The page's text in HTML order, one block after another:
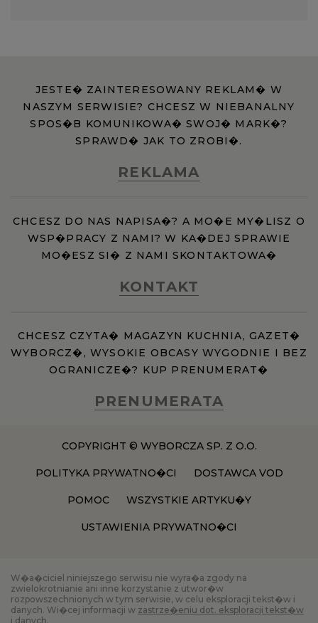
JESTE� ZAINTERESOWANY REKLAM� W
NASZYM SERWISIE? CHCESZ W NIEBANALNY
SPOS�B KOMUNIKOWA� SWOJ� MARK�?
SPRAWD� JAK TO ZROBI�.
REKLAMA
CHCESZ DO NAS NAPISA�? A MO�E MY�LISZ O
WSP�PRACY Z NAMI? W KA�DEJ SPRAWIE
MO�ESZ SI� Z NAMI SKONTAKTOWA�
KONTAKT
CHCESZ CZYTA� MAGAZYN KUCHNIA, GAZET�
WYBORCZ�, WYSOKIE OBCASY WYGODNIE I BEZ
OGRANICZE�? KUP PRENUMERAT�
PRENUMERATA
COPYRIGHT © WYBORCZA SP. Z O.O.
POLITYKA PRYWATNO�CI DOSTAWCA VOD
POMOC WSZYSTKIE ARTYKU�Y
USTAWIENIA PRYWATNO�CI
W�a�ciciel niniejszego serwisu nie wyra�a zgody na
zwielokrotnianie ani inne korzystanie z utwor�w
rozpowszechnionych w tym serwisie, w celu eksploracji tekst�w i
danych. Wi�cej informacji w zastrze�eniu dot. eksploracji tekst�w
i danych.